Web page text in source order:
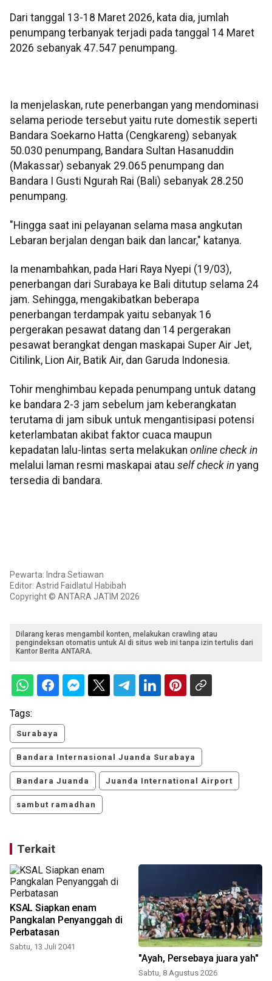
Dari tanggal 13-18 Maret 2026, kata dia, jumlah
penumpang terbanyak terjadi pada tanggal 14 Maret
2026 sebanyak 47.547 penumpang.
Ia menjelaskan, rute penerbangan yang mendominasi
selama periode tersebut yaitu rute domestik seperti
Bandara Soekarno Hatta (Cengkareng) sebanyak
50.030 penumpang, Bandara Sultan Hasanuddin
(Makassar) sebanyak 29.065 penumpang dan
Bandara I Gusti Ngurah Rai (Bali) sebanyak 28.250
penumpang.
"Hingga saat ini pelayanan selama masa angkutan
Lebaran berjalan dengan baik dan lancar," katanya.
Ia menambahkan, pada Hari Raya Nyepi (19/03),
penerbangan dari Surabaya ke Bali ditutup selama 24
jam. Sehingga, mengakibatkan beberapa
penerbangan terdampak yaitu sebanyak 16
pergerakan pesawat datang dan 14 pergerakan
pesawat berangkat dengan maskapai Super Air Jet,
Citilink, Lion Air, Batik Air, dan Garuda Indonesia.
Tohir menghimbau kepada penumpang untuk datang
ke bandara 2-3 jam sebelum jam keberangkatan
terutama di jam sibuk untuk mengantisipasi potensi
keterlambatan akibat faktor cuaca maupun
kepadatan lalu-lintas serta melakukan online check in
melalui laman resmi maskapai atau self check in yang
tersedia di bandara.
Pewarta: Indra Setiawan
Editor: Astrid Faidlatul Habibah
Copyright © ANTARA JATIM 2026
Dilarang keras mengambil konten, melakukan crawling atau
pengindeksan otomatis untuk AI di situs web ini tanpa izin tertulis dari
Kantor Berita ANTARA.
Tags:
Surabaya
Bandara Internasional Juanda Surabaya
Bandara Juanda Juanda International Airport
sambut ramadhan
Terkait
KSAL Siapkan enam
Pangkalan Penyanggah di
Perbatasan
Sabtu, 13 Juli 2041
"Ayah, Persebaya juara yah"
Sabtu, 8 Agustus 2026